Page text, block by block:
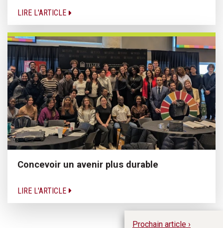
LIRE L'ARTICLE
Concevoir un avenir plus durable
LIRE L'ARTICLE
Prochain article ›